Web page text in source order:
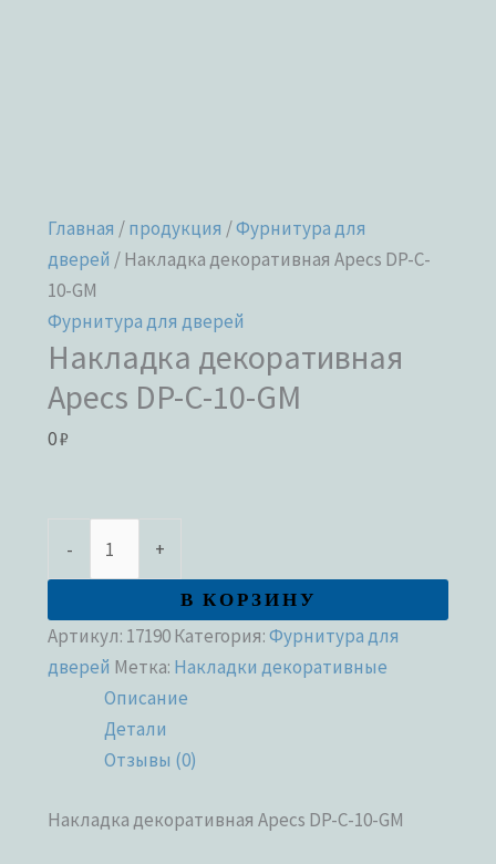
Главная /продукция /Фурнитура для
дверей / Накладка декоративная Apecs DP-C-
10-GM
Фурнитура для дверей
Накладка декоративная
Apecs DP-C-10-GM
0₽
- +
В КОРЗИНУ
Артикул: 17190Категория:Фурнитура для
дверей Метка: Накладки декоративные
Описание
Детали
Отзывы (0)
Накладка декоративная Apecs DP-C-10-GM